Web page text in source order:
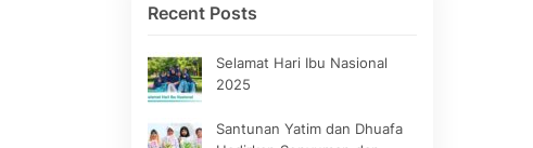
Recent Posts
Selamat Hari Ibu Nasional
2025
Santunan Yatim dan Dhuafa